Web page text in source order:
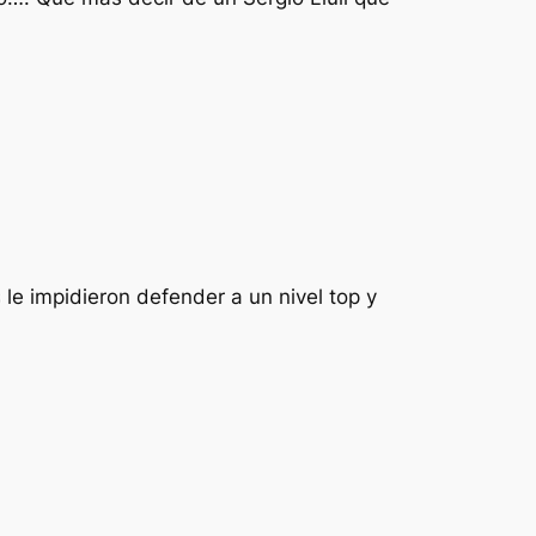
impidieron defender a un nivel top y